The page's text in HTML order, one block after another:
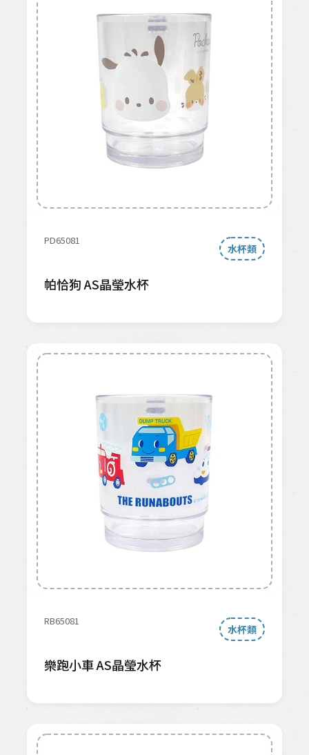
PD65081
水杯類
帕恰狗 AS晶瑩水杯
RB65081
水杯類
樂跑小車 AS晶瑩水杯